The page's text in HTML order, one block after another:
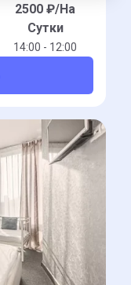
2500 ₽/На
Сутки
14:00 - 12:00